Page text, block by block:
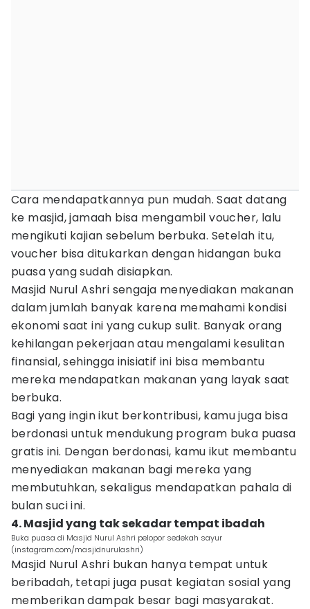
Cara mendapatkannya pun mudah. Saat datang
ke masjid, jamaah bisa mengambil voucher, lalu
mengikuti kajian sebelum berbuka. Setelah itu,
voucher bisa ditukarkan dengan hidangan buka
puasa yang sudah disiapkan.
Masjid Nurul Ashri sengaja menyediakan makanan
dalam jumlah banyak karena memahami kondisi
ekonomi saat ini yang cukup sulit. Banyak orang
kehilangan pekerjaan atau mengalami kesulitan
finansial, sehingga inisiatif ini bisa membantu
mereka mendapatkan makanan yang layak saat
berbuka.
Bagi yang ingin ikut berkontribusi, kamu juga bisa
berdonasi untuk mendukung program buka puasa
gratis ini. Dengan berdonasi, kamu ikut membantu
menyediakan makanan bagi mereka yang
membutuhkan, sekaligus mendapatkan pahala di
bulan suci ini.
4. Masjid yang tak sekadar tempat ibadah
Buka puasa di Masjid Nurul Ashri pelopor sedekah sayur
(instagram.com/masjidnurulashri)
Masjid Nurul Ashri bukan hanya tempat untuk
beribadah, tetapi juga pusat kegiatan sosial yang
memberikan dampak besar bagi masyarakat.